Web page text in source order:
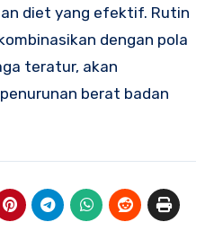
diet yang efektif. Rutin
dengan pola
teratur, akan
berat badan